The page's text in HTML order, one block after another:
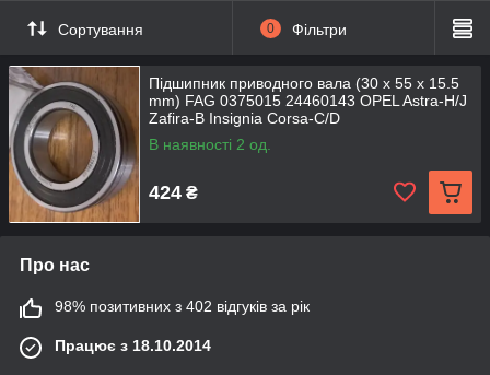
Сортування 0 Фільтри
Підшипник приводного вала (30 х 55 х 15.5
mm) FAG 0375015 24460143 OPEL Astra-H/J
Zafira-B Insignia Corsa-C/D
В наявності 2 од.
424 ₴
Про нас
98% позитивних з 402 відгуків за рік
Працює з 18.10.2014